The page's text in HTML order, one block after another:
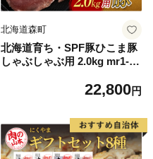
北海道森町
北海道育ち・SPF豚ひこま豚
しゃぶしゃぶ用 2.0kg mr1-11
22,800円